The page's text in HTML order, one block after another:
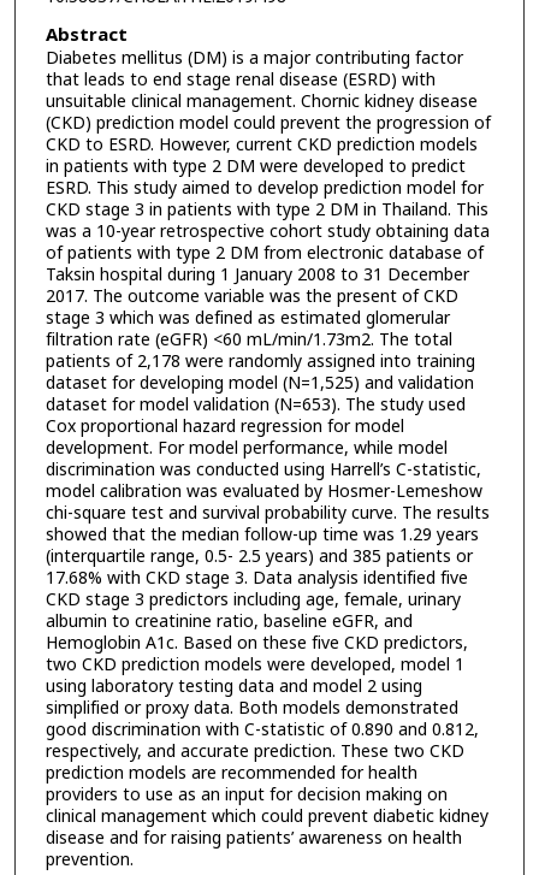
Abstract
Diabetes mellitus (DM) is a major contributing factor
that leads to end stage renal disease (ESRD) with
unsuitable clinical management. Chornic kidney disease
(CKD) prediction model could prevent the progression of
CKD to ESRD. However, current CKD prediction models
in patients with type 2 DM were developed to predict
ESRD. This study aimed to develop prediction model for
CKD stage 3 in patients with type 2 DM in Thailand. This
was a 10-year retrospective cohort study obtaining data
of patients with type 2 DM from electronic database of
Taksin hospital during 1 January 2008 to 31 December
2017. The outcome variable was the present of CKD
stage 3 which was defined as estimated glomerular
filtration rate (eGFR) <60 mL/min/1.73m2. The total
patients of 2,178 were randomly assigned into training
dataset for developing model (N=1,525) and validation
dataset for model validation (N=653). The study used
Cox proportional hazard regression for model
development. For model performance, while model
discrimination was conducted using Harrell’s C-statistic,
model calibration was evaluated by Hosmer-Lemeshow
chi-square test and survival probability curve. The results
showed that the median follow-up time was 1.29 years
(interquartile range, 0.5- 2.5 years) and 385 patients or
17.68% with CKD stage 3. Data analysis identified five
CKD stage 3 predictors including age, female, urinary
albumin to creatinine ratio, baseline eGFR, and
Hemoglobin A1c. Based on these five CKD predictors,
two CKD prediction models were developed, model 1
using laboratory testing data and model 2 using
simplified or proxy data. Both models demonstrated
good discrimination with C-statistic of 0.890 and 0.812,
respectively, and accurate prediction. These two CKD
prediction models are recommended for health
providers to use as an input for decision making on
clinical management which could prevent diabetic kidney
disease and for raising patients’ awareness on health
prevention.